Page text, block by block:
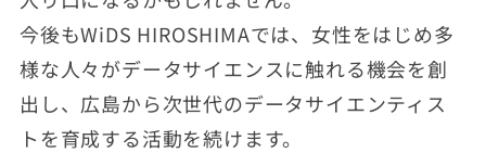
今後もWiDS HIROSHIMAでは、女性をはじめ多
様な人々がデータサイエンスに触れる機会を創
出し、広島から次世代のデータサイエンティス
トを育成する活動を続けます。